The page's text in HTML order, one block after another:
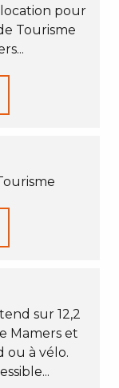
location pour
Tourisme
sur 12,2
Mamers et
ou à vélo.